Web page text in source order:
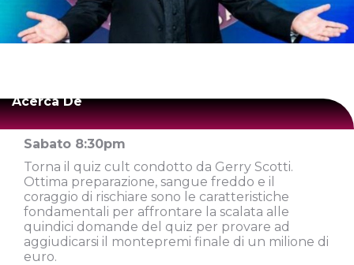
fdsasdf
Acerca De
Sabato 8:30pm
Torna il quiz cult condotto da Gerry Scotti.
Ottima preparazione, sangue freddo e il
coraggio di rischiare sono le caratteristiche
fondamentali per affrontare la scalata alle
quindici domande del quiz per provare ad
aggiudicarsi il montepremi finale di un milione di
euro.